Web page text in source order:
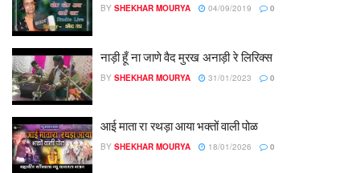
BY SHEKHAR MOURYA 04/09/2019 0
नाड़ी हूँ ना जाणे वैद मुरख अनाड़ी रे लिरिक्स
BY SHEKHAR MOURYA 31/01/2023 0
आई माता रा रथड़ा आया भक्तों वाली पोळ
BY SHEKHAR MOURYA 18/01/2026 0